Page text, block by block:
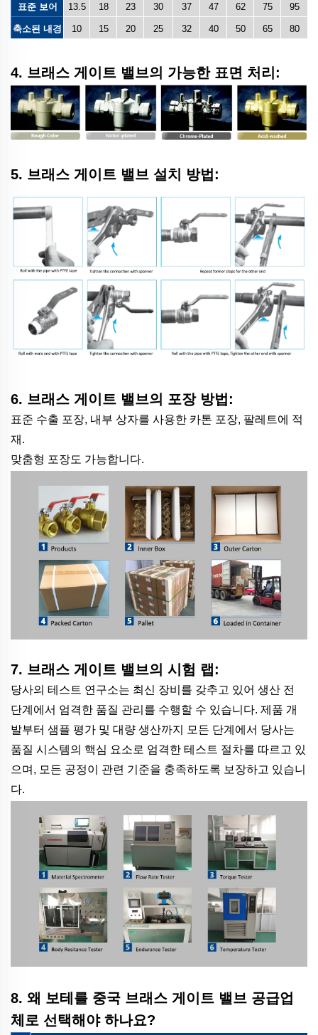
표준 보어 13.5 18 23 30 37 47 62 75 95
축소된 내경 10 15 20 25 32 40 50 65 80
4. 브래스 게이트 밸브의 가능한 표면 처리:
5. 브래스 게이트 밸브 설치 방법:
6. 브래스 게이트 밸브의 포장 방법:
표준 수출 포장, 내부 상자를 사용한 카톤 포장, 팔레트에 적
재.
맞춤형 포장도 가능합니다.
7. 브래스 게이트 밸브의 시험 랩:
당사의 테스트 연구소는 최신 장비를 갖추고 있어 생산 전
단계에서 엄격한 품질 관리를 수행할 수 있습니다. 제품 개
발부터 샘플 평가 및 대량 생산까지 모든 단계에서 당사는
품질 시스템의 핵심 요소로 엄격한 테스트 절차를 따르고 있
으며, 모든 공정이 관련 기준을 충족하도록 보장하고 있습니
다.
8. 왜 보테를 중국 브래스 게이트 밸브 공급업
체로 선택해야 하나요?